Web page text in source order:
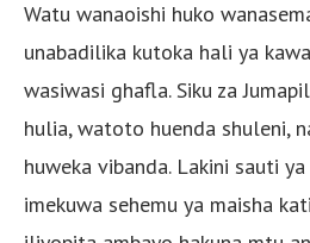
Watu wanaoishi huko
unabadilika kutoka hali ya
wasiwasi ghafla. Siku za
hulia, watoto huenda shuleni,
huweka vibanda. Lakini sauti
imekuwa sehemu ya maisha